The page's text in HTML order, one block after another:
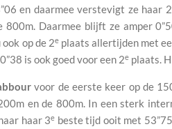
en daarmee verstevigt ze haar 2
Daarmee blijft ze amper
op de 2eplaats allertijden met
is ook goed voor een 2e plaats.
voor de eerste keer op de
en de 800m. In een sterk
haar 3e beste tijd ooit met